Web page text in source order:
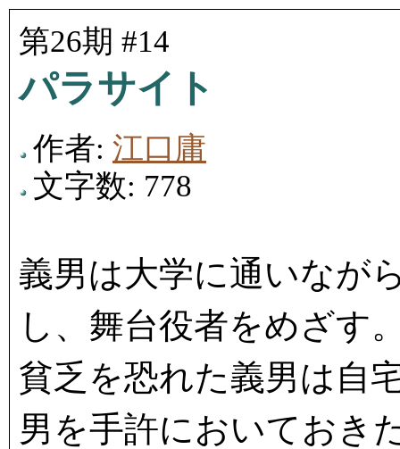
第26期 #14
パラサイト
作者: 江口庸
文字数: 778
義男は大学に通いなが
し、舞台役者をめざす
貧乏を恐れた義男は自
男を手許においておき